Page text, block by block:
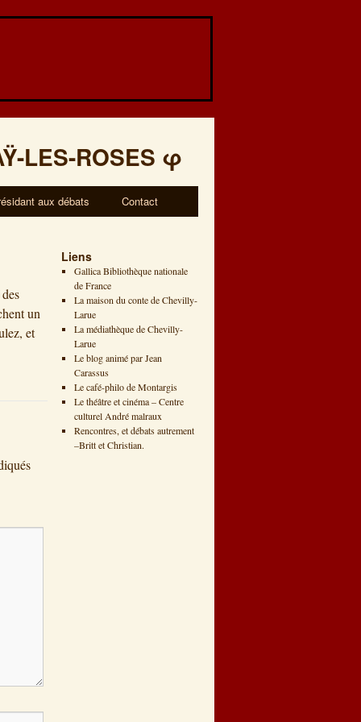
LES-ROSES φ
aux débats Contact
un
et
Liens
Gallica Bibliothèque nationale
de France
La maison du conte de Chevilly-
Larue
La médiathèque de Chevilly-
Larue
Le blog animé par Jean
Carassus
Le café-philo de Montargis
Le théâtre et cinéma – Centre
culturel André malraux
Rencontres, et débats autrement
–Britt et Christian.